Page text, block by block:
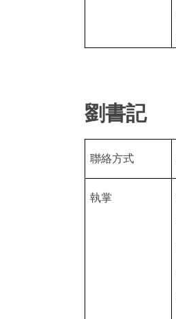
劉書記
聯絡方式
執掌